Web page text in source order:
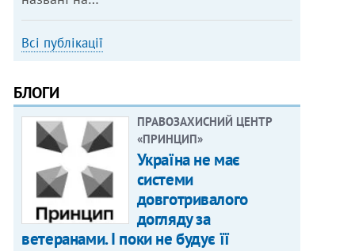
Всі публікації
БЛОГИ
ПРАВОЗАХИСНИЙ ЦЕНТР
«ПРИНЦИП»
Україна не має
системи
довготривалого
догляду за
ветеранами. І поки не будує її